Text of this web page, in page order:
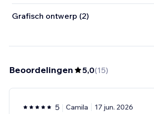
Grafisch ontwerp (2)
Beoordelingen 5,0(15)
5 Camila 17 jun. 2026